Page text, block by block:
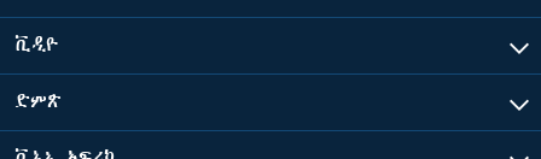
ቪዲዮ
ድምጽ